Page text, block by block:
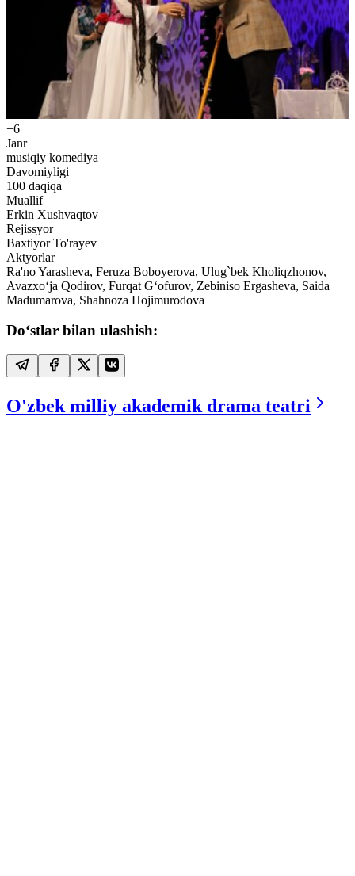
+6
Janr
musiqiy komediya
Davomiyligi
100 daqiqa
Muallif
Erkin Xushvaqtov
Rejissyor
Baxtiyor To'rayev
Aktyorlar
Ra'no Yarasheva, Feruza Boboyerova, Ulug`bek Kholiqzhonov,
Avazxo‘ja Qodirov, Furqat G‘ofurov, Zebiniso Ergasheva, Saida
Madumarova, Shahnoza Hojimurodova
Do‘stlar bilan ulashish:
O'zbek milliy akademik drama teatri